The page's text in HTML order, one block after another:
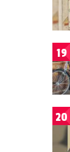
19
20